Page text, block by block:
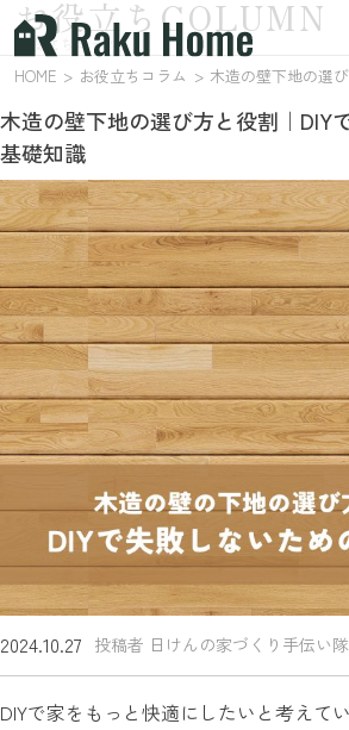
お役立ちコラム
お役立ちCOLUMN
HOME お役立ちコラム
木造の壁下地の選び方と役割｜DIY
基礎知識
2024.10.27 投稿者 日けんの家づくり手伝い隊
DIYで家をもっと快適にしたいと考えて